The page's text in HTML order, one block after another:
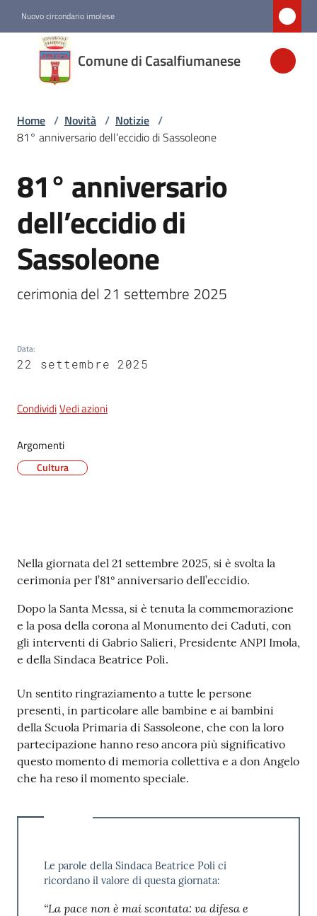
Nuovo circondario imolese
Comune di Casalfiumanese
Comune di
Casalfiumanese
Amministrazione
Menu selezionato
Servizi
Vivere
5x1000
Servizi
line
Tutti
Home / Novità / Notizie /
81° anniversario dell’eccidio di Sassoleone
Salta al contenuto
81° anniversario
dell’eccidio di
Sassoleone
cerimonia del 21 settembre 2025
Data:
22 settembre 2025
CondividiVedi azioni
Argomenti
Cultura
Contenuto
Nella giornata del 21 settembre 2025, si è svolta la
cerimonia per l’81° anniversario dell’eccidio.
Dopo la Santa Messa, si è tenuta la commemorazione
e la posa della corona al Monumento dei Caduti, con
gli interventi di Gabrio Salieri, Presidente ANPI Imola,
e della Sindaca Beatrice Poli.
Un sentito ringraziamento a tutte le persone
presenti, in particolare alle bambine e ai bambini
della Scuola Primaria di Sassoleone, che con la loro
partecipazione hanno reso ancora più significativo
questo momento di memoria collettiva e a don Angelo
che ha reso il momento speciale.
Le parole della Sindaca Beatrice Poli ci
ricordano il valore di questa giornata:
“La pace non è mai scontata: va difesa e